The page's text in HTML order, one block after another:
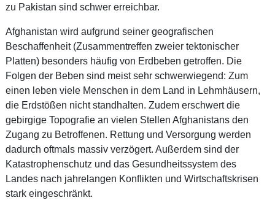
zu Pakistan sind schwer erreichbar.
Afghanistan wird aufgrund seiner geografischen
Beschaffenheit (Zusammentreffen zweier tektonischer
Platten) besonders häufig von Erdbeben getroffen. Die
Folgen der Beben sind meist sehr schwerwiegend: Zum
einen leben viele Menschen in dem Land in Lehmhäusern,
die Erdstößen nicht standhalten. Zudem erschwert die
gebirgige Topografie an vielen Stellen Afghanistans den
Zugang zu Betroffenen. Rettung und Versorgung werden
dadurch oftmals massiv verzögert. Außerdem sind der
Katastrophenschutz und das Gesundheitssystem des
Landes nach jahrelangen Konflikten und Wirtschaftskrisen
stark eingeschränkt.